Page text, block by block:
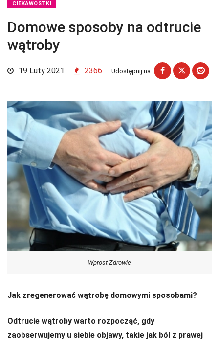
CIEKAWOSTKI
Domowe sposoby na odtrucie
wątroby
19 Luty 2021 2366 Udostępnij na:
Wprost Zdrowie
Jak zregenerować wątrobę domowymi sposobami?
Odtrucie wątroby warto rozpocząć, gdy
zaobserwujemy u siebie objawy, takie jak ból z prawej